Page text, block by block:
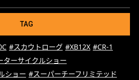
TAG
#スカウトローグ #XB12X #CR-1
ターサイクルショー
ショー #スーパーチーフリミテッド